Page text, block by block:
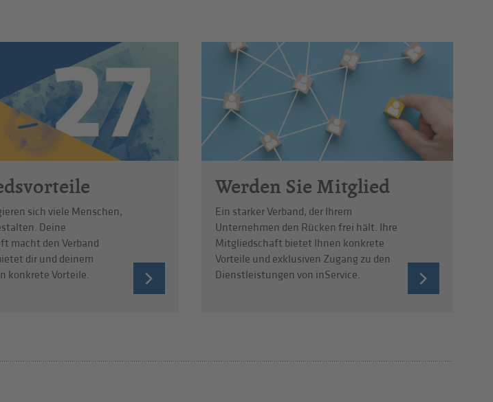
sich viele Menschen,
Deine
macht den Verband
dir und deinem
konkrete Vorteile.
Werden Sie Mitglied
Ein starker Verband, der Ihrem
Unternehmen den Rücken frei hält. Ihre
Mitgliedschaft bietet Ihnen konkrete
Vorteile und exklusiven Zugang zu den
Dienstleistungen von inService.